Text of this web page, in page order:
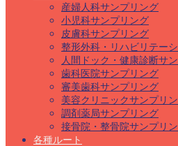
産婦人科サンプリング
小児科サンプリング
皮膚科サンプリング
整形外科・リハビリテー
人間ドック・健康診断サ
歯科医院サンプリング
審美歯科サンプリング
美容クリニックサンプリ
調剤薬局サンプリング
接骨院・整骨院サンプリ
各種ルート